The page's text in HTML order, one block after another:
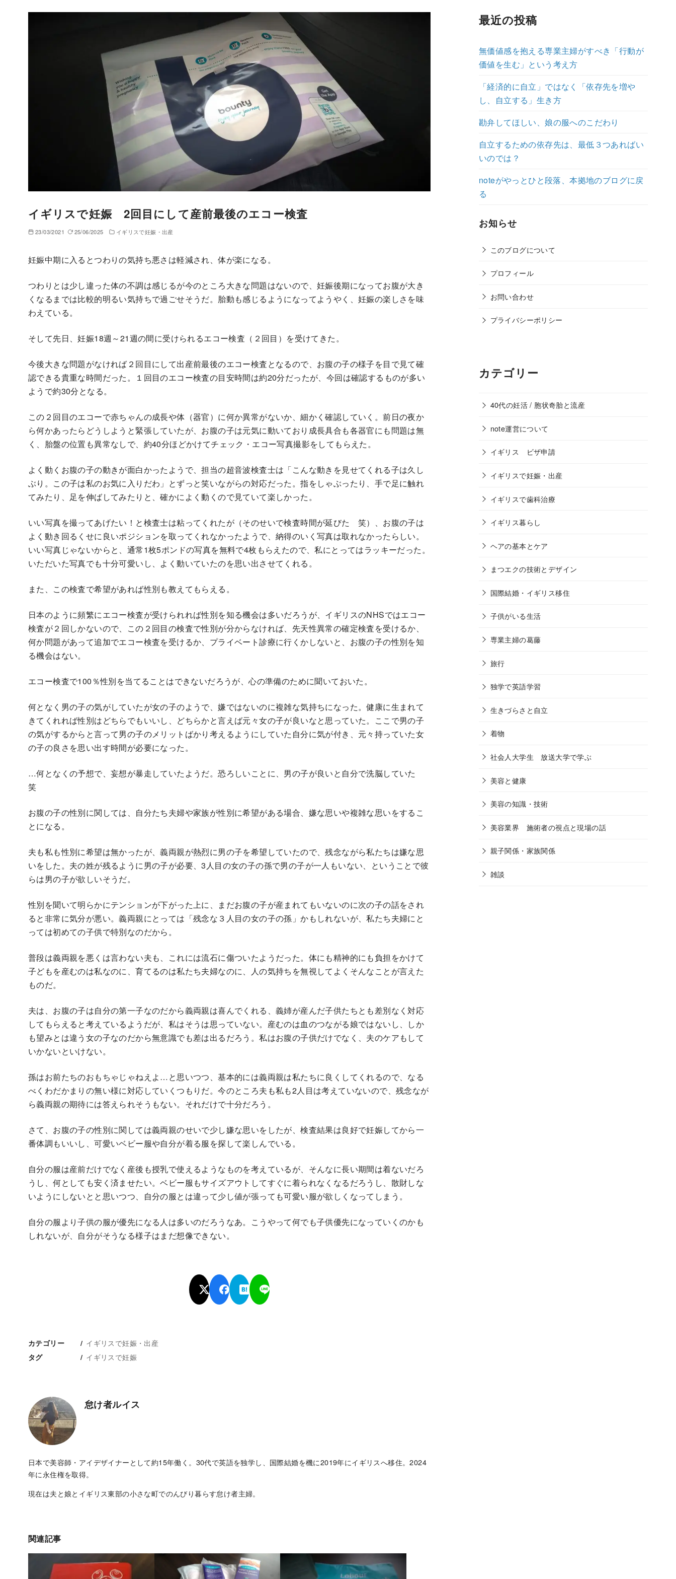
イギリスで妊娠 2回目にして産前最後のエコー検査
23/03/2021 25/06/2025 イギリスで妊娠・出産
妊娠中期に入るとつわりの気持ち悪さは軽減され、体が楽になる。
つわりとは少し違った体の不調は感じるが今のところ大きな問題はないので、妊娠後期になってお腹が大き
くなるまでは比較的明るい気持ちで過ごせそうだ。胎動も感じるようになってようやく、妊娠の楽しさを味
わえている。
そして先日、妊娠18週～21週の間に受けられるエコー検査（２回目）を受けてきた。
今後大きな問題がなければ２回目にして出産前最後のエコー検査となるので、お腹の子の様子を目で見て確
認できる貴重な時間だった。１回目のエコー検査の目安時間は約20分だったが、今回は確認するものが多い
ようで約30分となる。
この２回目のエコーで赤ちゃんの成長や体（器官）に何か異常がないか、細かく確認していく。前日の夜か
ら何かあったらどうしようと緊張していたが、お腹の子は元気に動いており成長具合も各器官にも問題は無
く、胎盤の位置も異常なしで、約40分ほどかけてチェック・エコー写真撮影をしてもらえた。
よく動くお腹の子の動きが面白かったようで、担当の超音波検査士は「こんな動きを見せてくれる子は久し
ぶり。この子は私のお気に入りだわ」とずっと笑いながらの対応だった。指をしゃぶったり、手で足に触れ
てみたり、足を伸ばしてみたりと、確かによく動くので見ていて楽しかった。
いい写真を撮ってあげたい！と検査士は粘ってくれたが（そのせいで検査時間が延びた 笑）、お腹の子は
よく動き回るくせに良いポジションを取ってくれなかったようで、納得のいく写真は取れなかったらしい。
いい写真じゃないからと、通常1枚5ポンドの写真を無料で4枚もらえたので、私にとってはラッキーだった。
いただいた写真でも十分可愛いし、よく動いていたのを思い出させてくれる。
また、この検査で希望があれば性別も教えてもらえる。
日本のように頻繁にエコー検査が受けられれば性別を知る機会は多いだろうが、イギリスのNHSではエコー
検査が２回しかないので、この２回目の検査で性別が分からなければ、先天性異常の確定検査を受けるか、
何か問題があって追加でエコー検査を受けるか、プライベート診療に行くかしないと、お腹の子の性別を知
る機会はない。
エコー検査で100％性別を当てることはできないだろうが、心の準備のために聞いておいた。
何となく男の子の気がしていたが女の子のようで、嫌ではないのに複雑な気持ちになった。健康に生まれて
きてくれれば性別はどちらでもいいし、どちらかと言えば元々女の子が良いなと思っていた。ここで男の子
の気がするからと言って男の子のメリットばかり考えるようにしていた自分に気が付き、元々持っていた女
の子の良さを思い出す時間が必要になった。
…何となくの予想で、妄想が暴走していたようだ。恐ろしいことに、男の子が良いと自分で洗脳していた
笑
お腹の子の性別に関しては、自分たち夫婦や家族が性別に希望がある場合、嫌な思いや複雑な思いをするこ
とになる。
夫も私も性別に希望は無かったが、義両親が熱烈に男の子を希望していたので、残念ながら私たちは嫌な思
いをした。夫の姓が残るように男の子が必要、3人目の女の子の孫で男の子が一人もいない、ということで彼
らは男の子が欲しいそうだ。
性別を聞いて明らかにテンションが下がった上に、まだお腹の子が産まれてもいないのに次の子の話をされ
ると非常に気分が悪い。義両親にとっては「残念な３人目の女の子の孫」かもしれないが、私たち夫婦にと
っては初めての子供で特別なのだから。
普段は義両親を悪くは言わない夫も、これには流石に傷ついたようだった。体にも精神的にも負担をかけて
子どもを産むのは私なのに、育てるのは私たち夫婦なのに、人の気持ちを無視してよくそんなことが言えた
ものだ。
夫は、お腹の子は自分の第一子なのだから義両親は喜んでくれる、義姉が産んだ子供たちとも差別なく対応
してもらえると考えているようだが、私はそうは思っていない。産むのは血のつながる娘ではないし、しか
も望みとは違う女の子なのだから無意識でも差は出るだろう。私はお腹の子供だけでなく、夫のケアもして
いかないといけない。
孫はお前たちのおもちゃじゃねえよ…と思いつつ、基本的には義両親は私たちに良くしてくれるので、なる
べくわだかまりの無い様に対応していくつもりだ。今のところ夫も私も2人目は考えていないので、残念なが
ら義両親の期待には答えられそうもない。それだけで十分だろう。
さて、お腹の子の性別に関しては義両親のせいで少し嫌な思いをしたが、検査結果は良好で妊娠してから一
番体調もいいし、可愛いベビー服や自分が着る服を探して楽しんでいる。
自分の服は産前だけでなく産後も授乳で使えるようなものを考えているが、そんなに長い期間は着ないだろ
うし、何としても安く済ませたい。ベビー服もサイズアウトしてすぐに着られなくなるだろうし、散財しな
いようにしないとと思いつつ、自分の服とは違って少し値が張っても可愛い服が欲しくなってしまう。
自分の服より子供の服が優先になる人は多いのだろうなあ。こうやって何でも子供優先になっていくのかも
しれないが、自分がそうなる様子はまだ想像できない。
カテゴリー イギリスで妊娠・出産
タグ イギリスで妊娠
怠け者ルイス
日本で美容師・アイデザイナーとして約15年働く。30代で英語を独学し、国際結婚を機に2019年にイギリスへ移住。2024
年に永住権を取得。
現在は夫と娘とイギリス東部の小さな町でのんびり暮らす怠け者主婦。
関連記事
最近の投稿
無価値感を抱える専業主婦がすべき「行動が
価値を生む」という考え方
「経済的に自立」ではなく「依存先を増や
し、自立する」生き方
勘弁してほしい、娘の服へのこだわり
自立するための依存先は、最低３つあればい
いのでは？
noteがやっとひと段落、本拠地のブログに戻
る
お知らせ
このブログについて
プロフィール
お問い合わせ
プライバシーポリシー
カテゴリー
40代の妊活 / 胞状奇胎と流産
note運営について
イギリス ビザ申請
イギリスで妊娠・出産
イギリスで歯科治療
イギリス暮らし
ヘアの基本とケア
まつエクの技術とデザイン
国際結婚・イギリス移住
子供がいる生活
専業主婦の葛藤
旅行
独学で英語学習
生きづらさと自立
着物
社会人大学生 放送大学で学ぶ
美容と健康
美容の知識・技術
美容業界 施術者の視点と現場の話
親子関係・家族関係
雑談